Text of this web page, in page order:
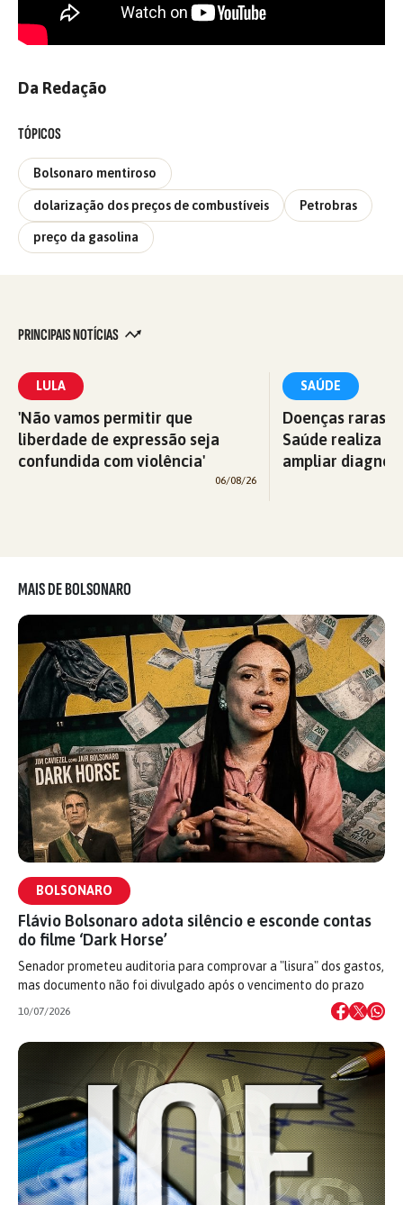
Da Redação
TÓPICOS
Bolsonaro mentiroso
dolarização dos preços de combustíveis Petrobras
preço da gasolina
PRINCIPAIS NOTÍCIAS
LULA
'Não vamos permitir que
liberdade de expressão seja
confundida com violência'
06/08/26
SAÚDE
Doenças raras:
Saúde realiza
ampliar
MAIS DE BOLSONARO
BOLSONARO
Flávio Bolsonaro adota silêncio e esconde contas
do filme ‘Dark Horse’
Senador prometeu auditoria para comprovar a "lisura" dos gastos,
mas documento não foi divulgado após o vencimento do prazo
10/07/2026